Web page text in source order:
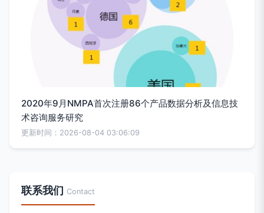
2020年9月NMPA首次注册86个产品数据分析及信息技
术咨询服务研究
更新时间：2026-08-04 03:06:09
联系我们 Contact